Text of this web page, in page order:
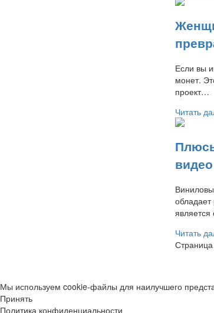
Если вы
монет.
проект…
Читать
является
Читать
Мы используем cookie-файлы для наилучшего
Принять
Политика конфиденциальности